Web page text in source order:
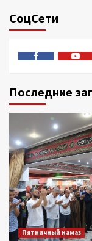
СоцСети
Последние
Пятничный намаз